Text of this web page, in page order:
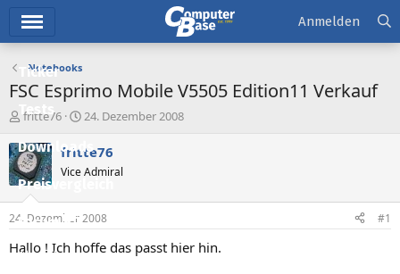
Ticker
Tests
Downloads
Preisvergleich
Forum
Aktuelles
Anmelden
Notebooks
FSC Esprimo Mobile V5505 Edition11 Verkauf
E
s
t
e
e
r
fritte76
E
s
e
l
t
a
24. Dezember 2008
fritte76
Vice Admiral
24. Dezember 2008 #1
Hallo ! Ich hoffe das passt hier hin.